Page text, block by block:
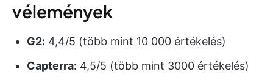
vélemények
G2: 4,4/5 (több mint 10 000 értékelés)
Capterra: 4,5/5 (több mint 3000 értékelés)